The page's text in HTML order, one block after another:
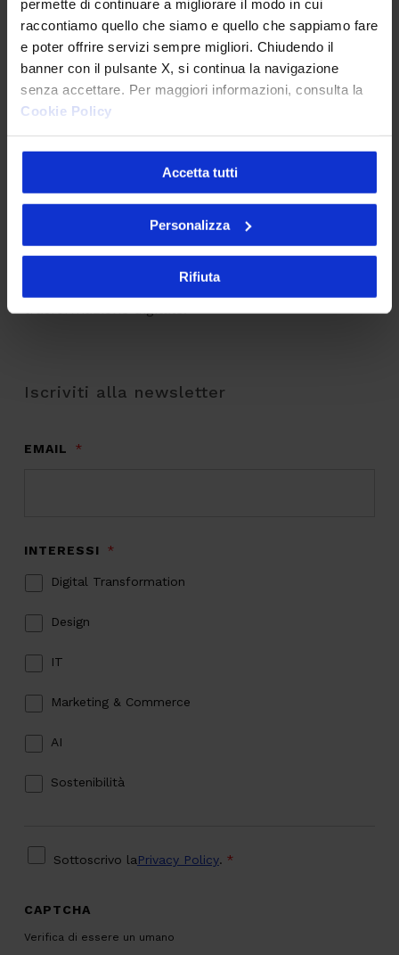
permette di continuare a migliorare il modo in cui
raccontiamo quello che siamo e quello che sappiamo fare
e poter offrire servizi sempre migliori. Chiudendo il
banner con il pulsante X, si continua la navigazione
senza accettare. Per maggiori informazioni, consulta la
Cookie Policy
Accetta tutti
Personalizza
Rifiuta
Responsabilità Sociale Impresa
Chief Digital Officer & Partner Intesys
Chief Digital Officer e Partner di Intesys,
Alessandro unisce il mondo del business e dell'IT
accompagnando le aziende in percorsi di
trasformazione digitale.
Iscriviti alla newsletter
EMAIL *
INTERESSI *
Digital Transformation
Design
IT
Marketing & Commerce
AI
Sostenibilità
PRIVACY
Sottoscrivo laPrivacy Policy. *
CAPTCHA
Verifica di essere un umano